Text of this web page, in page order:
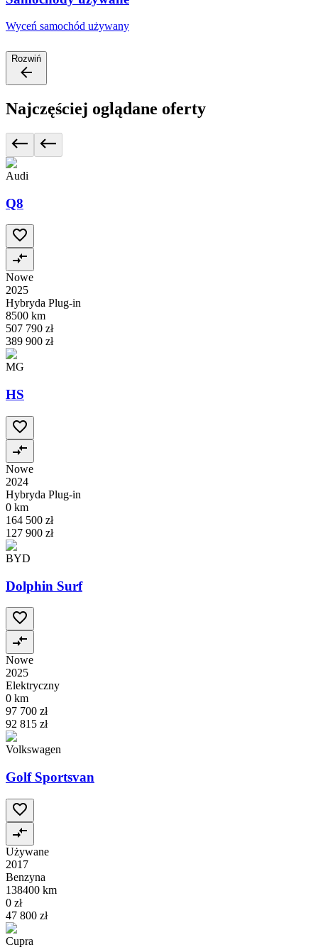
Wyceń samochód używany
Rozwiń
Najczęściej oglądane oferty
Audi
Q8
Nowe
2025
Hybryda Plug-in
8500 km
507 790 zł
389 900 zł
MG
HS
Nowe
2024
Hybryda Plug-in
0 km
164 500 zł
127 900 zł
BYD
Dolphin Surf
Nowe
2025
Elektryczny
0 km
97 700 zł
92 815 zł
Volkswagen
Golf Sportsvan
Używane
2017
Benzyna
138400 km
0 zł
47 800 zł
Cupra